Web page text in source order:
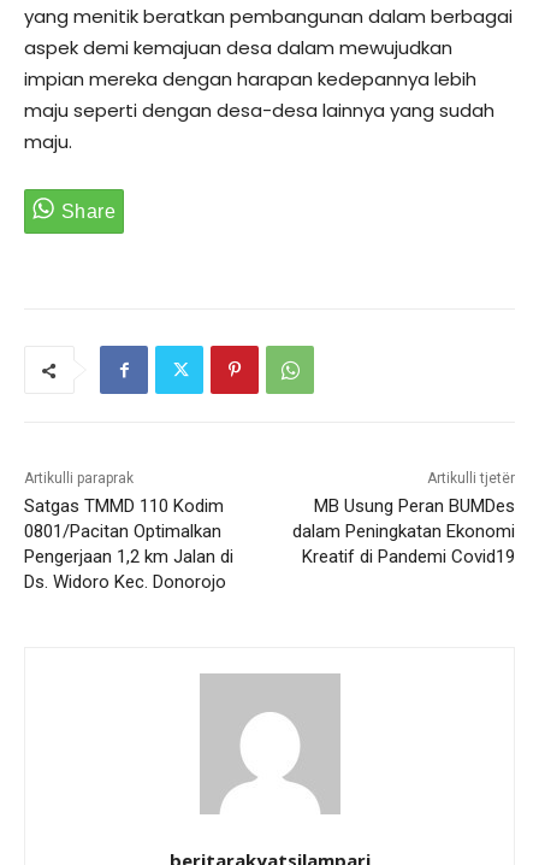
yang menitik beratkan pembangunan dalam berbagai
aspek demi kemajuan desa dalam mewujudkan
impian mereka dengan harapan kedepannya lebih
maju seperti dengan desa-desa lainnya yang sudah
maju.
Artikulli paraprak
Satgas TMMD 110 Kodim
0801/Pacitan Optimalkan
Pengerjaan 1,2 km Jalan di
Ds. Widoro Kec. Donorojo
Artikulli tjetër
MB Usung Peran BUMDes
dalam Peningkatan Ekonomi
Kreatif di Pandemi Covid19